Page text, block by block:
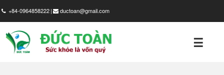
+84-0964858222 ductoan@gmail.com
GIỚI
☰